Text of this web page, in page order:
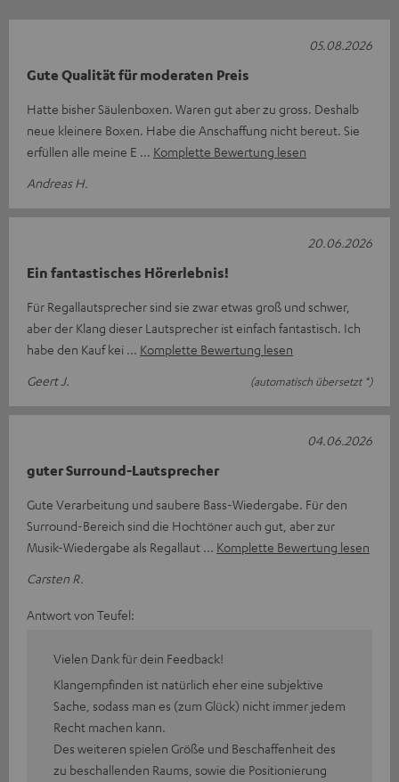
Gute Qualität für moderaten Preis
Hatte bisher Säulenboxen. Waren gut aber zu gross. Deshalb
neue kleinere Boxen. Habe die Anschaffung nicht bereut. Sie
erfüllen alle meine E
Komplette Bewertung lesen
Andreas H.
05.08.2026
Ein fantastisches Hörerlebnis!
Für Regallautsprecher sind sie zwar etwas groß und schwer,
aber der Klang dieser Lautsprecher ist einfach fantastisch. Ich
habe den Kauf kei
Komplette Bewertung lesen
Geert J.
(automatisch übersetzt *)
20.06.2026
guter Surround-Lautsprecher
Gute Verarbeitung und saubere Bass-Wiedergabe. Für den
Surround-Bereich sind die Hochtöner auch gut, aber zur
Musik-Wiedergabe als Regallaut
Komplette Bewertung lesen
Carsten R.
04.06.2026
Antwort von Teufel:
Vielen Dank für dein Feedback!
Klangempfinden ist natürlich eher eine subjektive
Sache, sodass man es (zum Glück) nicht immer jedem
Recht machen kann.
Des weiteren spielen Größe und Beschaffenheit des
zu beschallenden Raums, sowie die Positionierung